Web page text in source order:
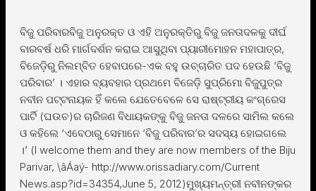
ବିଜୁ ପରିବାରବିଜୁ ଅନୁରକ୍ତ ଓ ଏହି ଅନୁରକ୍ତିରୁ ବିଜୁ ଜନତାଦଳକୁ ଦୀର୍ଘ
ବାରବର୍ଷ ଧରି ମାର୍ଗଦର୍ଶନ କରାଇ ଆସୁଥିବା ପ୍ୟାରୀମୋହନ ମହାପାତ୍ର,
ବିଜେଡ଼ିରୁ ନିଲମ୍ବିତ ହେବାପରେ-ଏକ ବହୁ ଉଚ୍ଚାରିତ ପଦ ହେଉଛି ‘ବିଜୁ
ପରିବାର’ । ଏହାର ବ୍ୟବହାର ପ୍ରଥମେ ବିଜେଡ଼ି ସୁପ୍ରିମୋ ବିଜୁପୁତ୍ର
ନବୀନ ପଟ୍ଟନାୟକ ହିଁ କଲେ ଯେତେବେଳେ ସେ ରାଷ୍ଟ୍ରୀୟ କଂଗ୍ରେସ
ପାର୍ଟି (ଘଉଚ)ର ଚାରିଜଣ ବିଧାୟକଙ୍କୁ ବିଜୁ ଜନତା ଦଳରେ ସାମିଲ କଲେ
ଓ କହିଲେ ‘ଏବେଠାରୁ ସେମାନେ ‘ବିଜୁ ପରିବାର’ର ସଦସ୍ୟ ହୋଇଗଲେ
।’ (I welcome them and they are now members of the Biju
Parivar, \âÁaý- http://www.orissadiary.com/Current
News.asp?id=34354,June 5, 2012)ମୁଖ୍ୟମନ୍ତ୍ରୀ ନବୀନଙ୍କର